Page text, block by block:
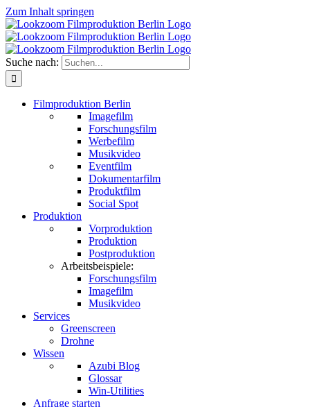
Zum Inhalt springen
Suche nach:
Filmproduktion Berlin
Imagefilm
Forschungsfilm
Werbefilm
Musikvideo
Eventfilm
Dokumentarfilm
Produktfilm
Social Spot
Produktion
Vorproduktion
Produktion
Postproduktion
Arbeitsbeispiele:
Forschungsfilm
Imagefilm
Musikvideo
Services
Greenscreen
Drohne
Wissen
Azubi Blog
Glossar
Win-Utilities
Anfrage starten